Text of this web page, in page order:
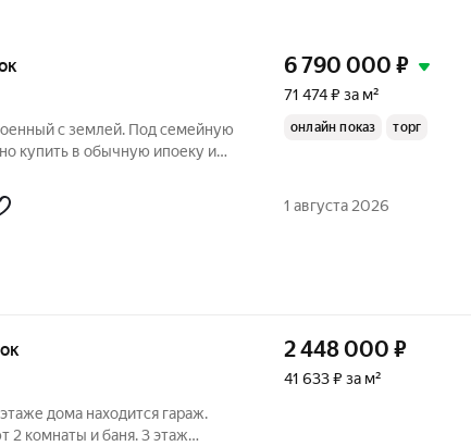
с землей. Под семейную
купить в обычную ипоеку и
денег? Тогда вам очень
6 790 000 ₽
71 474 ₽ за м²
онлайн показ торг
1 августа 2026
дома находится гараж.
2 комнаты и баня. 3 этаж
2 448 000 ₽
41 633 ₽ за м²